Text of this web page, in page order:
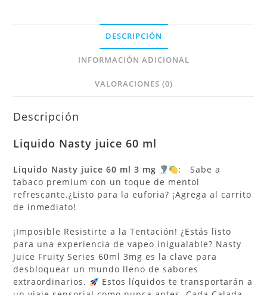
DESCRIPCIÓN
INFORMACIÓN ADICIONAL
VALORACIONES (0)
Descripción
Liquido Nasty juice 60 ml
Liquido Nasty juice 60 ml 3 mg
: Sabe a
tabaco premium con un toque de mentol
refrescante.¿Listo para la euforia? ¡Agrega al carrito
de inmediato!
¡Imposible Resistirte a la Tentación! ¿Estás listo
para una experiencia de vapeo inigualable? Nasty
Juice Fruity Series 60ml 3mg es la clave para
desbloquear un mundo lleno de sabores
extraordinarios.
Estos líquidos te transportarán a